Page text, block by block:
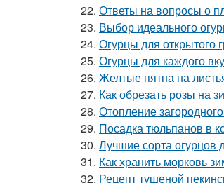
22. Ответы на вопросы о
23. Выбор идеального
24. Огурцы для открытого
25. Огурцы для каждого
26. Желтые пятна на
27. Как обрезать розы на
28. Отопление
29. Посадка тюльпанов в
30. Лучшие сорта огурцов
31. Как хранить морковь
32. Рецепт тушеной